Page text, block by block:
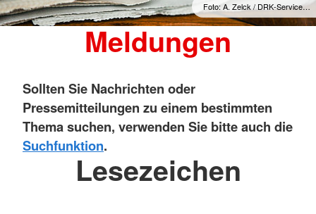
Foto: A. Zelck / DRK-Service…
Meldungen
Sollten Sie Nachrichten oder
Pressemitteilungen zu einem bestimmten
Thema suchen, verwenden Sie bitte auch die
Suchfunktion.
Lesezeichen